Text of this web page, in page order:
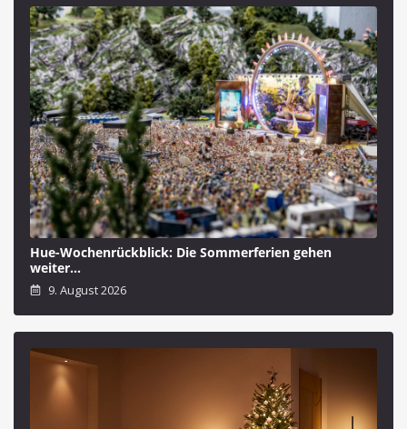
Hue-Wochenrückblick: Die Sommerferien gehen
weiter…
9. August 2026